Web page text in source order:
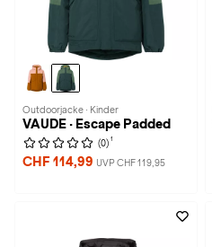
Outdoorjacke · Kinder
VAUDE · Escape Padded
(0) 1
CHF 114,99 UVP CHF 119,95